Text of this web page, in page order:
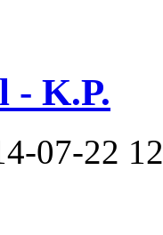
- K.P.
07-22